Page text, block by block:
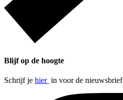
Blijf op de hoogte
Schrijf je hier in voor de nieuwsbrief